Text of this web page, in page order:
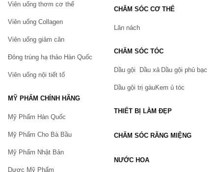
Viên uống thơm cơ thể
Viên uống Collagen
Viên uống giảm cân
Đông trùng hạ thảo Hàn Quốc
Viên uống nội tiết tố
MỸ PHẨM CHÍNH HÃNG
Mỹ Phẩm Hàn Quốc
Mỹ Phẩm Cho Bà Bầu
Mỹ Phẩm Nhật Bản
Dược Mỹ Phẩm
CHĂM SÓC CƠ THỂ
Lăn nách
CHĂM SÓC TÓC
Dầu gội Dầu xả Dầu gội phủ bạc
Dầu gội trị gàuKem ủ tóc
THIẾT BỊ LÀM ĐẸP
CHĂM SÓC RĂNG MIỆNG
NƯỚC HOA